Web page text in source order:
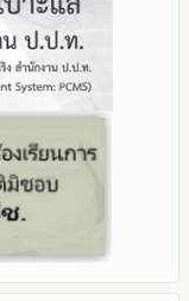
าที่
บบริการหรือผู้มา
Service)
ตประจำปี
ชน์ส่วนตนกับส่วนรวม